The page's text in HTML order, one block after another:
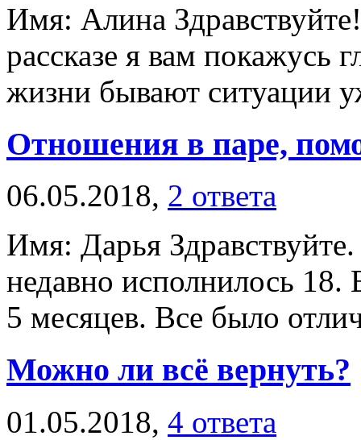
Имя: Алина
рассказе я вам покажусь
жизни бывают ситуации
Отношения в паре,
06.05.2018, 2 ответа
Имя: Дарья
недавно исполнилось 18.
5 месяцев. Все было
Можно ли всё вернуть?
01.05.2018, 4 ответа